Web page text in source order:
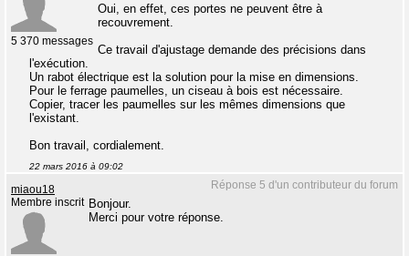
5 370 messages
Oui, en effet, ces portes ne peuvent être à
recouvrement.
Ce travail d'ajustage demande des précisions dans
l'exécution.
Un rabot électrique est la solution pour la mise en dimensions.
Pour le ferrage paumelles, un ciseau à bois est nécessaire.
Copier, tracer les paumelles sur les mêmes dimensions que
l'existant.
Bon travail, cordialement.
22 mars 2016 à 09:02
Réponse 5 d'un contributeur du forum
miaou18
Membre inscrit Bonjour.
Merci pour votre réponse.